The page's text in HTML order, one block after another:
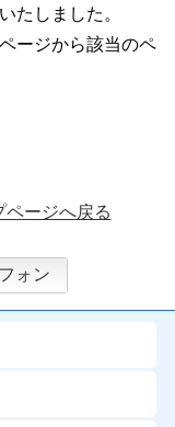
たしました。
ージから該当のペ
ページへ戻る
ォン